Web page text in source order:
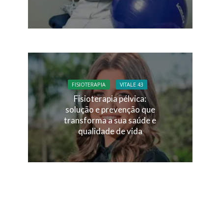
FISIOTERAPIA VITALE 43
Fisioterapia pélvica:
solução e prevenção que
transforma a sua saúde e
qualidade de vida